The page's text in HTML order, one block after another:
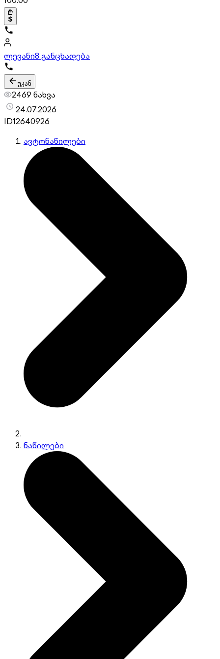
ლევანი8 განცხადება
უკან
2469 ნახვა
24.07.2026
ID12640926
ავტონაწილები
ნაწილები